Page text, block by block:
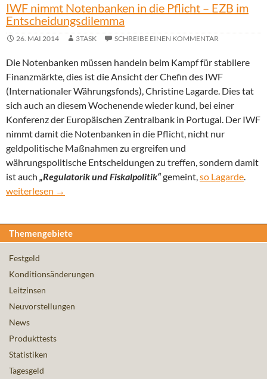
IWF nimmt Notenbanken in die Pflicht – EZB im
Entscheidungsdilemma
26. MAI 2014 3TASK SCHREIBE EINEN KOMMENTAR
Die Notenbanken müssen handeln beim Kampf für stabilere
Finanzmärkte, dies ist die Ansicht der Chefin des IWF
(Internationaler Währungsfonds), Christine Lagarde. Dies tat
sich auch an diesem Wochenende wieder kund, bei einer
Konferenz der Europäischen Zentralbank in Portugal. Der IWF
nimmt damit die Notenbanken in die Pflicht, nicht nur
geldpolitische Maßnahmen zu ergreifen und
währungspolitische Entscheidungen zu treffen, sondern damit
ist auch „Regulatorik und Fiskalpolitik“gemeint,so Lagarde.
IWF nimmt Notenbanken in die Pflicht – EZB im
weiterlesen →
Themengebiete
Festgeld
Konditionsänderungen
Leitzinsen
Neuvorstellungen
News
Produkttests
Statistiken
Tagesgeld